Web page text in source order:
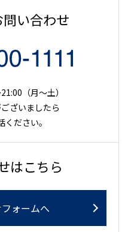
い合わせ
（月〜土）
ざいましたら
ださい。
はこちら
ォームへ